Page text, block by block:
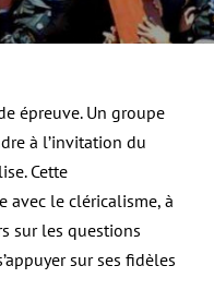
épreuve. Un groupe
à l’invitation du
Cette
avec le cléricalisme, à
sur les questions
sur ses fidèles